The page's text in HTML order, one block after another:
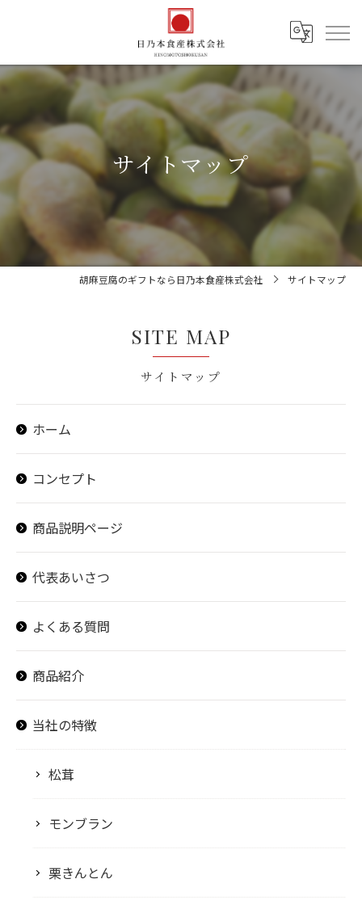
サイトマップ
胡麻豆腐のギフトなら日乃本食産株式会社 サイトマップ
サイトマップ
SITE MAP
ホーム
コンセプト
商品説明ページ
代表あいさつ
よくある質問
商品紹介
当社の特徴
松茸
モンブラン
栗きんとん